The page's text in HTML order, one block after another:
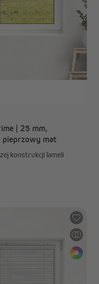
| 25 mm,
pieprzowy mat
konstrukcji lameli